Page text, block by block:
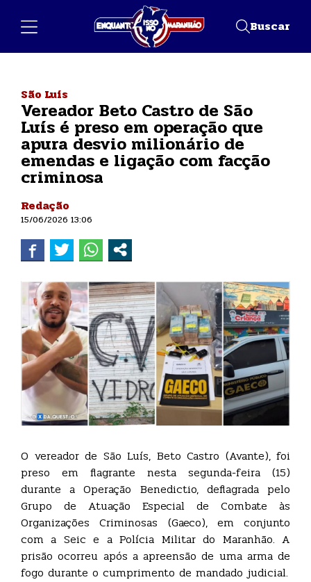
Buscar
São Luís
Vereador Beto Castro de São
Luís é preso em operação que
apura desvio milionário de
emendas e ligação com facção
criminosa
Redação
15/06/2026 13:06
O vereador de São Luís, Beto Castro (Avante), foi
preso em flagrante nesta segunda-feira (15)
durante a Operação Benedictio, deflagrada pelo
Grupo de Atuação Especial de Combate às
Organizações Criminosas (Gaeco), em conjunto
com a Seic e a Polícia Militar do Maranhão. A
prisão ocorreu após a apreensão de uma arma de
fogo durante o cumprimento de mandado judicial.